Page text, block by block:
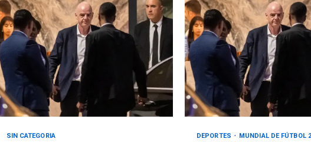
SIN CATEGORIA DEPORTES
MUNDIAL DE FÚTBOL